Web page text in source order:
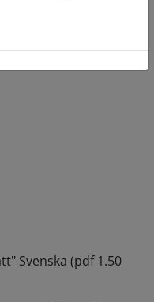
Svenska (pdf 1.50